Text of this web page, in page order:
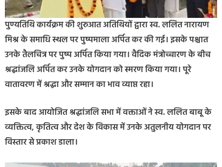
पुण्यतिथि कार्यक्रम की शुरुआत अतिथियों द्वारा स्व. ललित नारायण
मिश्र के समाधि स्थल पर पुष्पमाला अर्पित कर की गई। इसके पश्चात
उनके तैलचित्र पर पुष्प अर्पित किया गया। वैदिक मंत्रोच्चारण के बीच
श्रद्धांजलि अर्पित कर उनके योगदान को स्मरण किया गया। पूरे
वातावरण में श्रद्धा और सम्मान का भाव व्याप्त रहा।
इसके बाद आयोजित श्रद्धांजलि सभा में वक्ताओं ने स्व. ललित बाबू के
व्यक्तित्व, कृतित्व और देश के विकास में उनके अतुलनीय योगदान पर
विस्तार से प्रकाश डाला।